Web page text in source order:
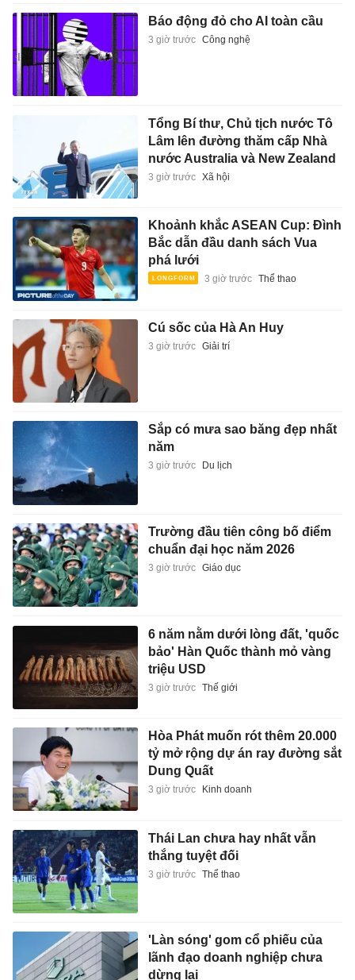
Báo động đỏ cho AI toàn cầu
3 giờ trước Công nghệ
Tổng Bí thư, Chủ tịch nước Tô
Lâm lên đường thăm cấp Nhà
nước Australia và New Zealand
3 giờ trước Xã hội
Khoảnh khắc ASEAN Cup: Đình
Bắc dẫn đầu danh sách Vua
phá lưới
3 giờ trước Thể thao
Cú sốc của Hà An Huy
3 giờ trước Giải trí
Sắp có mưa sao băng đẹp nhất
năm
3 giờ trước Du lịch
Trường đầu tiên công bố điểm
chuẩn đại học năm 2026
3 giờ trước Giáo dục
6 năm nằm dưới lòng đất, 'quốc
bảo' Hàn Quốc thành mỏ vàng
triệu USD
3 giờ trước Thế giới
Hòa Phát muốn rót thêm 20.000
tỷ mở rộng dự án ray đường sắt
Dung Quất
3 giờ trước Kinh doanh
Thái Lan chưa hay nhất vẫn
thắng tuyệt đối
3 giờ trước Thể thao
'Làn sóng' gom cổ phiếu của
lãnh đạo doanh nghiệp chưa
dừng lại